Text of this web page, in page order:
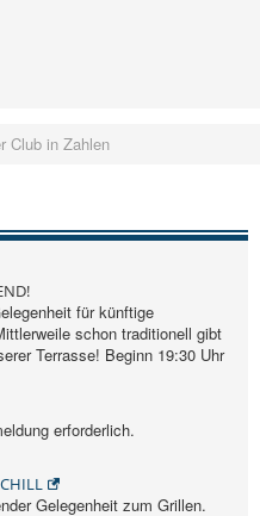
Club in Zahlen
für künftige
schon traditionell gibt
Terrasse! Beginn 19:30 Uhr
erforderlich.
Gelegenheit zum Grillen.